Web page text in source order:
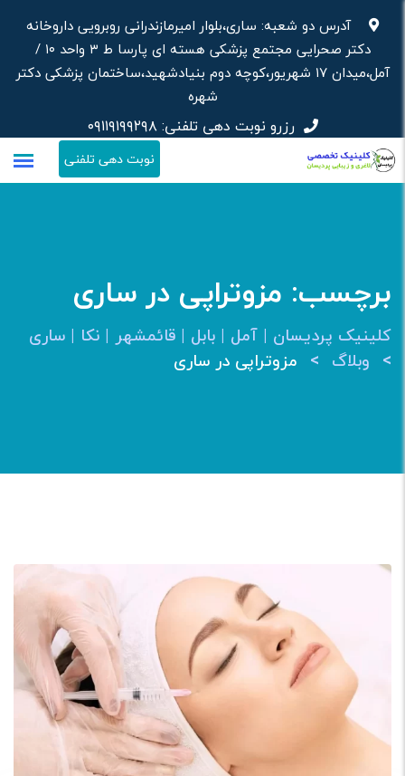
محتوا
آدرس دو شعبه: ساری،بلوار امیرمازندرانی روبرویی داروخانه‌
دکتر صحرایی مجتمع پزشکی هسته ای پارسا ط ۳ واحد ۱۰ /
آمل،میدان ۱۷ شهریور،کوچه دوم بنیادشهید،ساختمان پزشکی دکتر
شهره
رزرو نوبت دهی تلفنی:۰۹۱۱۹۱۹۹۲۹۸
نوبت دهی تلفنی
برچسب: مزوتراپی در ساری
کلینیک پردیسان | آمل | بابل | قائمشهر | نکا | ساری
> وبلاگ > مزوتراپی در ساری